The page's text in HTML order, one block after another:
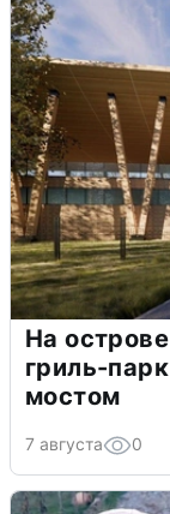
На
гриль-
мостом
7 августа 0